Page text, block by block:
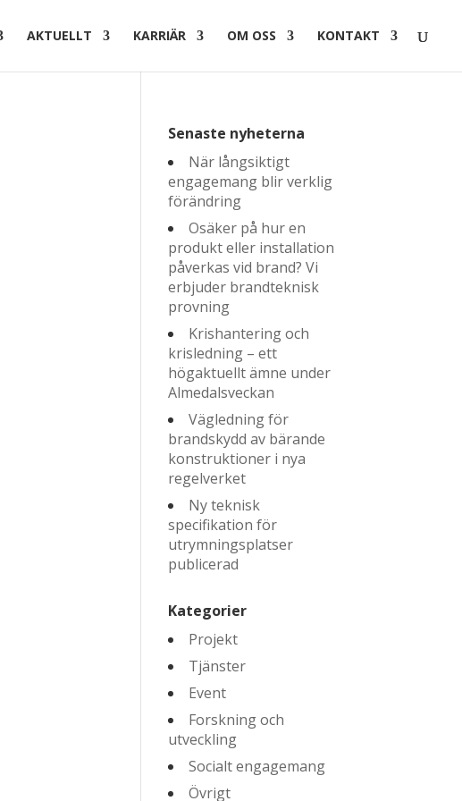
AKTUELLT KARRIÄR OM OSS KONTAKT
Senaste nyheterna
När långsiktigt
engagemang blir verklig
förändring
Osäker på hur en
produkt eller installation
påverkas vid brand? Vi
erbjuder brandteknisk
provning
Krishantering och
krisledning – ett
högaktuellt ämne under
Almedalsveckan
Vägledning för
brandskydd av bärande
konstruktioner i nya
regelverket
Ny teknisk
specifikation för
utrymningsplatser
publicerad
Kategorier
Projekt
Tjänster
Event
Forskning och
utveckling
Socialt engagemang
Övrigt